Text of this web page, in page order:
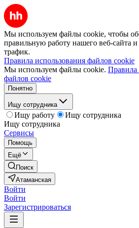
Мы используем файлы cookie, чтобы
правильную работу нашего веб-сайта и
трафик.
Правила использования файлов cookie
Мы используем файлы cookie. Правила
файлов cookie
Понятно
Ищу сотрудника
Ищу работу
Ищу сотрудника
Ищу сотрудника
Сервисы
Помощь
Ещё
Поиск
Атаманская
Войти
Войти
Зарегистрироваться